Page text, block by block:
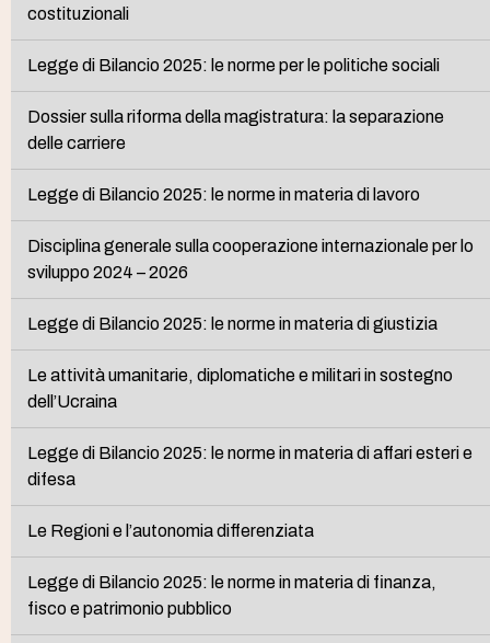
costituzionali
Legge di Bilancio 2025: le norme per le politiche sociali
Dossier sulla riforma della magistratura: la separazione
delle carriere
Legge di Bilancio 2025: le norme in materia di lavoro
Disciplina generale sulla cooperazione internazionale per lo
sviluppo 2024 – 2026
Legge di Bilancio 2025: le norme in materia di giustizia
Le attività umanitarie, diplomatiche e militari in sostegno
dell’Ucraina
Legge di Bilancio 2025: le norme in materia di affari esteri e
difesa
Le Regioni e l’autonomia differenziata
Legge di Bilancio 2025: le norme in materia di finanza,
fisco e patrimonio pubblico